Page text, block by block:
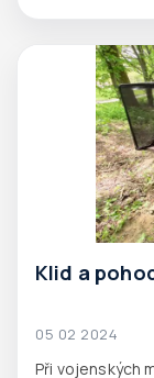
Klid a
05 02 2024
Při vojenských